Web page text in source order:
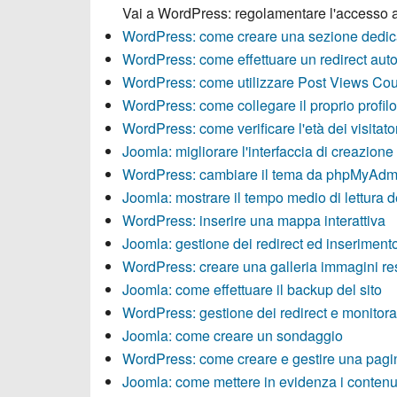
Vai aWordPress: regolamentare l'accesso
WordPress: come creare una sezione
WordPress: come effettuare un redirect
WordPress: come utilizzare Post Views
WordPress: come collegare il proprio
WordPress: come verificare l'età dei
Joomla: migliorare l'interfaccia di
WordPress: cambiare il tema da
Joomla: mostrare il tempo medio di lettura
WordPress: inserire una mappa interattiva
Joomla: gestione dei redirect ed
WordPress: creare una galleria immagini
Joomla: come effettuare il backup del sito
WordPress: gestione dei redirect e
Joomla: come creare un sondaggio
WordPress: come creare e gestire una
Joomla: come mettere in evidenza i